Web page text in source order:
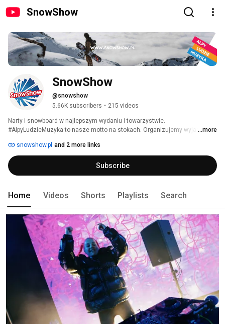
SnowShow
SnowShow
@snowshow
5.66K subscribers • 215 videos
Narty i snowboard w najlepszym wydaniu i towarzystwie.
#AlpyLudzieMuzyka to nasze motto na stokach. Organizujemy wyjazdy na
znajdziesz materiały z naszych wyjazdów zimowych w Alpy.
...more
snowshow.pl and 2 more links
Subscribe
Home Videos Shorts Playlists Search